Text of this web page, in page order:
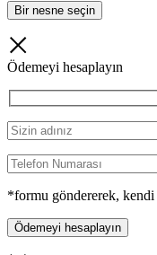
Ödemeyi hesaplayın
*formu göndererek, kendi